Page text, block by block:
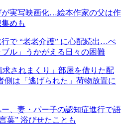
実写映画化…絵本作家の父は作
めも
で “老老介護” に心配続出…ぺ
ル」うかがえる日々の困難
求されまくり」部屋を借りた配
は「逃げられた」荷物放置に
ー、妻・パー子の認知症進行で語
葉” 浴びせたことも